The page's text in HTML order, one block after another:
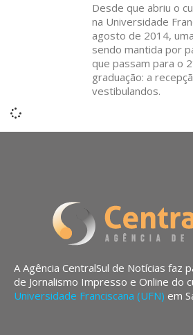
Desde que abriu o
na Universidade
agosto de 2014,
sendo mantida por
que passam para o
graduação: a
vestibulandos.
A Agência CentralSul de Notícias faz
de Jornalismo Impresso e Online do
Universidade Franciscana (UFN) em